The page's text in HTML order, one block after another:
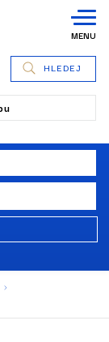
MENU
HLEDEJ